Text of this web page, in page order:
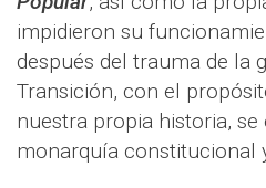
impidieron su
después del trauma de la
Transición, con el
nuestra propia historia,
monarquía constitucional